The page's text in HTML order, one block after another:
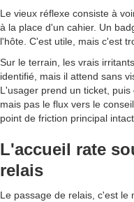
Le vieux réflexe consiste à
à la place d'un cahier. Un
l'hôte. C'est utile, mais c'est
Sur le terrain, les vrais
identifié, mais il attend sans
L'usager prend un ticket,
mais pas le flux vers le
point de friction principal intact.
L'accueil rate
relais
Le passage de relais, c'est